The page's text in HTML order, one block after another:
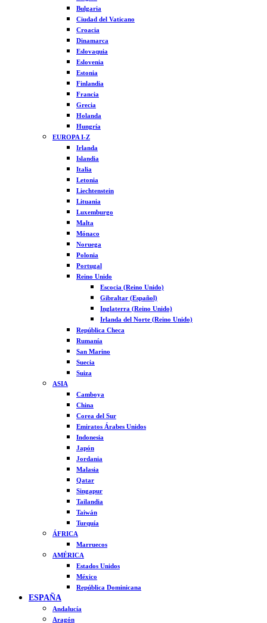
Bulgaria
Ciudad del Vaticano
Croacia
Dinamarca
Eslovaquia
Eslovenia
Estonia
Finlandia
Francia
Grecia
Holanda
Hungría
EUROPA I-Z
Irlanda
Islandia
Italia
Letonia
Liechtenstein
Lituania
Luxemburgo
Malta
Mónaco
Noruega
Polonia
Portugal
Reino Unido
Escocia (Reino Unido)
Gibraltar (Español)
Inglaterra (Reino Unido)
Irlanda del Norte (Reino Unido)
República Checa
Rumanía
San Marino
Suecia
Suiza
ASIA
Camboya
China
Corea del Sur
Emiratos Árabes Unidos
Indonesia
Japón
Jordania
Malasia
Qatar
Singapur
Tailandia
Taiwán
Turquía
ÁFRICA
Marruecos
AMÉRICA
Estados Unidos
México
República Dominicana
ESPAÑA
Andalucía
Aragón